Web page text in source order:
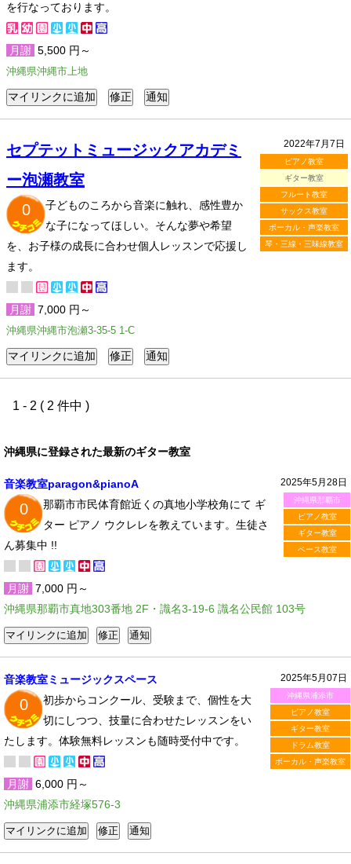
を行なっております。
月謝 5,500 円～
沖縄県沖縄市上地
2022年7月7日
ピアノ教室
ギター教室
フルート教室
サックス教室
ボーカル・声楽教室
琴・三線・三味線教室
セプテットミュージックアカデミ
ー泡瀬教室
0
子どものころから音楽に触れ、感性豊か
な子になってほしい。そんな夢や希望
を、お子様の成長に合わせ個人レッスンで応援し
ます。
月謝 7,000 円～
沖縄県沖縄市泡瀬3-35-5 1-C
1 - 2 ( 2 件中 )
沖縄県に登録された最新のギター教室
2025年5月28日
沖縄県那覇市
ピアノ教室
ギター教室
ベース教室
音楽教室paragon&pianoA
0
那覇市市民体育館近くの真地小学校角にて ギ
ター ピアノ ウクレレを教えています。生徒さ
ん募集中 !!
月謝 7,000 円～
沖縄県那覇市真地303番地 2F・識名3-19-6 識名公民館 103号
2025年5月07日
沖縄県浦添市
ピアノ教室
ギター教室
ドラム教室
ボーカル・声楽教室
音楽教室ミュージックスペース
0
初歩からコンクール、受験まで、個性を大
切にしつつ、技量に合わせたレッスンをい
たします。体験無料レッスンも随時受付中です。
月謝 6,000 円～
沖縄県浦添市経塚576-3